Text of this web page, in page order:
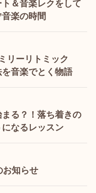
＆音楽レクをして
楽の時間
リーリトミック
音楽でとく物語
まる？！落ち着きの
なるレッスン
お知らせ